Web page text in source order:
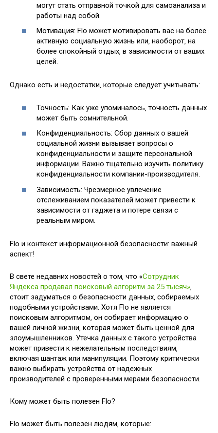
могут стать отправной точкой для самоанализа и
работы над собой.
Мотивация: Flo может мотивировать вас на более
активную социальную жизнь или‚ наоборот‚ на
более спокойный отдых‚ в зависимости от ваших
целей.
Однако есть и недостатки‚ которые следует учитывать:
Точность: Как уже упоминалось‚ точность данных
может быть сомнительной.
Конфиденциальность: Сбор данных о вашей
социальной жизни вызывает вопросы о
конфиденциальности и защите персональной
информации. Важно тщательно изучить политику
конфиденциальности компании-производителя.
Зависимость: Чрезмерное увлечение
отслеживанием показателей может привести к
зависимости от гаджета и потере связи с
реальным миром.
Flo и контекст информационной безопасности: важный
аспект!
В свете недавних новостей о том‚ что «Сотрудник
Яндекса продавал поисковый алгоритм за 25 тысяч»
стоит задуматься о безопасности данных‚ собираемых
подобными устройствами. Хотя Flo не является
поисковым алгоритмом‚ он собирает информацию о
вашей личной жизни‚ которая может быть ценной для
злоумышленников. Утечка данных с такого устройства
может привести к нежелательным последствиям‚
включая шантаж или манипуляции. Поэтому критически
важно выбирать устройства от надежных
производителей с проверенными мерами безопасности.
Кому может быть полезен Flo?
Flo может быть полезен людям‚ которые: